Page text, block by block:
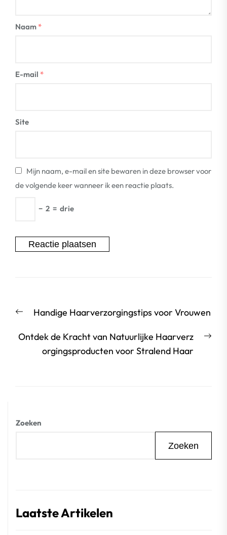
Naam *
E-mail *
Site
Mijn naam, e-mail en site bewaren in deze browser voor
de volgende keer wanneer ik een reactie plaats.
− 2 = drie
VorigeHandige Haarverzorgingstips voor Vrouwen
Ontdek de Kracht van Natuurlijke Haarverz
orgingsproducten voor Stralend Haar
Zoeken
Zoeken
Laatste Artikelen